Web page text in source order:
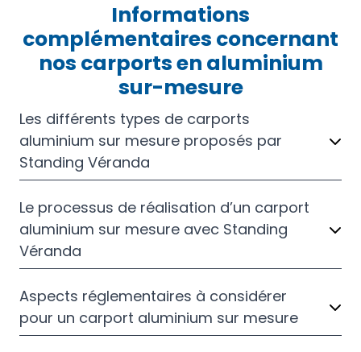
Informations
complémentaires concernant
nos carports en aluminium
sur-mesure
Les différents types de carports
aluminium sur mesure proposés par
Standing Véranda
Le processus de réalisation d’un carport
aluminium sur mesure avec Standing
Véranda
Aspects réglementaires à considérer
pour un carport aluminium sur mesure